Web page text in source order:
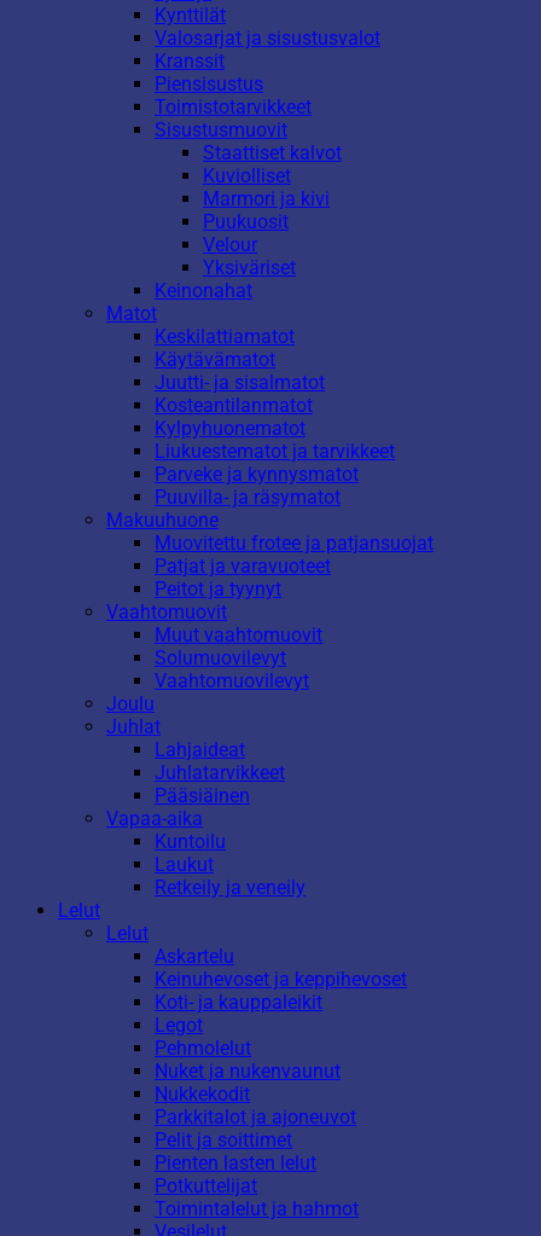
Kynttilät
Valosarjat ja sisustusvalot
Kranssit
Piensisustus
Toimistotarvikkeet
Sisustusmuovit
Staattiset kalvot
Kuviolliset
Marmori ja kivi
Puukuosit
Velour
Yksiväriset
Keinonahat
Matot
Keskilattiamatot
Käytävämatot
Juutti- ja sisalmatot
Kosteantilanmatot
Kylpyhuonematot
Liukuestematot ja tarvikkeet
Parveke ja kynnysmatot
Puuvilla- ja räsymatot
Makuuhuone
Muovitettu frotee ja patjansuojat
Patjat ja varavuoteet
Peitot ja tyynyt
Vaahtomuovit
Muut vaahtomuovit
Solumuovilevyt
Vaahtomuovilevyt
Joulu
Juhlat
Lahjaideat
Juhlatarvikkeet
Pääsiäinen
Vapaa-aika
Kuntoilu
Laukut
Retkeily ja veneily
Lelut
Lelut
Askartelu
Keinuhevoset ja keppihevoset
Koti- ja kauppaleikit
Legot
Pehmolelut
Nuket ja nukenvaunut
Nukkekodit
Parkkitalot ja ajoneuvot
Pelit ja soittimet
Pienten lasten lelut
Potkuttelijat
Toimintalelut ja hahmot